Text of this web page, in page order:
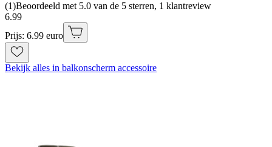
(1)Beoordeeld met 5.0 van de 5 sterren, 1 klantreview
6.99
Prijs: 6.99 euro
Bekijk alles in balkonscherm accessoire